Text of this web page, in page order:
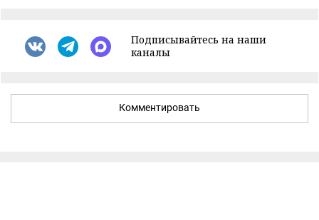
Подписывайтесь на наши
каналы
Комментировать